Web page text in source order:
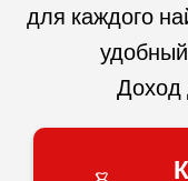
для каждого
Доход